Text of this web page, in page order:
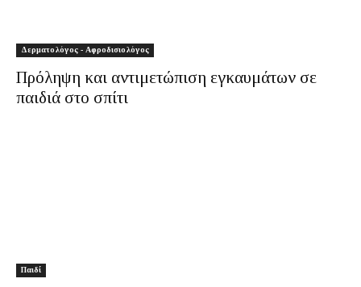
Δερματολόγος - Αφροδισιολόγος
Πρόληψη και αντιμετώπιση εγκαυμάτων σε
παιδιά στο σπίτι
Παιδί